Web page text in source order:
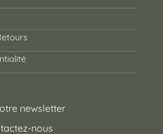
newsletter
nous